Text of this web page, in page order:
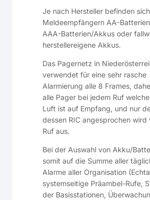
Je nach Hersteller befinden
Meldeempfängern AA-
AAA-Batterien/Akkus oder
herstellereigene Akkus.
Das Pagernetz in
verwendet für eine sehr rasche
Alarmierung alle 8 Frames,
alle Pager bei jedem Ruf
Luft ist auf Empfang, und nur
dessen RIC angesprochen
Ruf aus.
Bei der Auswahl von Akku/
somit auf die Summe aller
Alarme aller Organisation
systemseitige Präambel-Rufe,
der Basisstationen,